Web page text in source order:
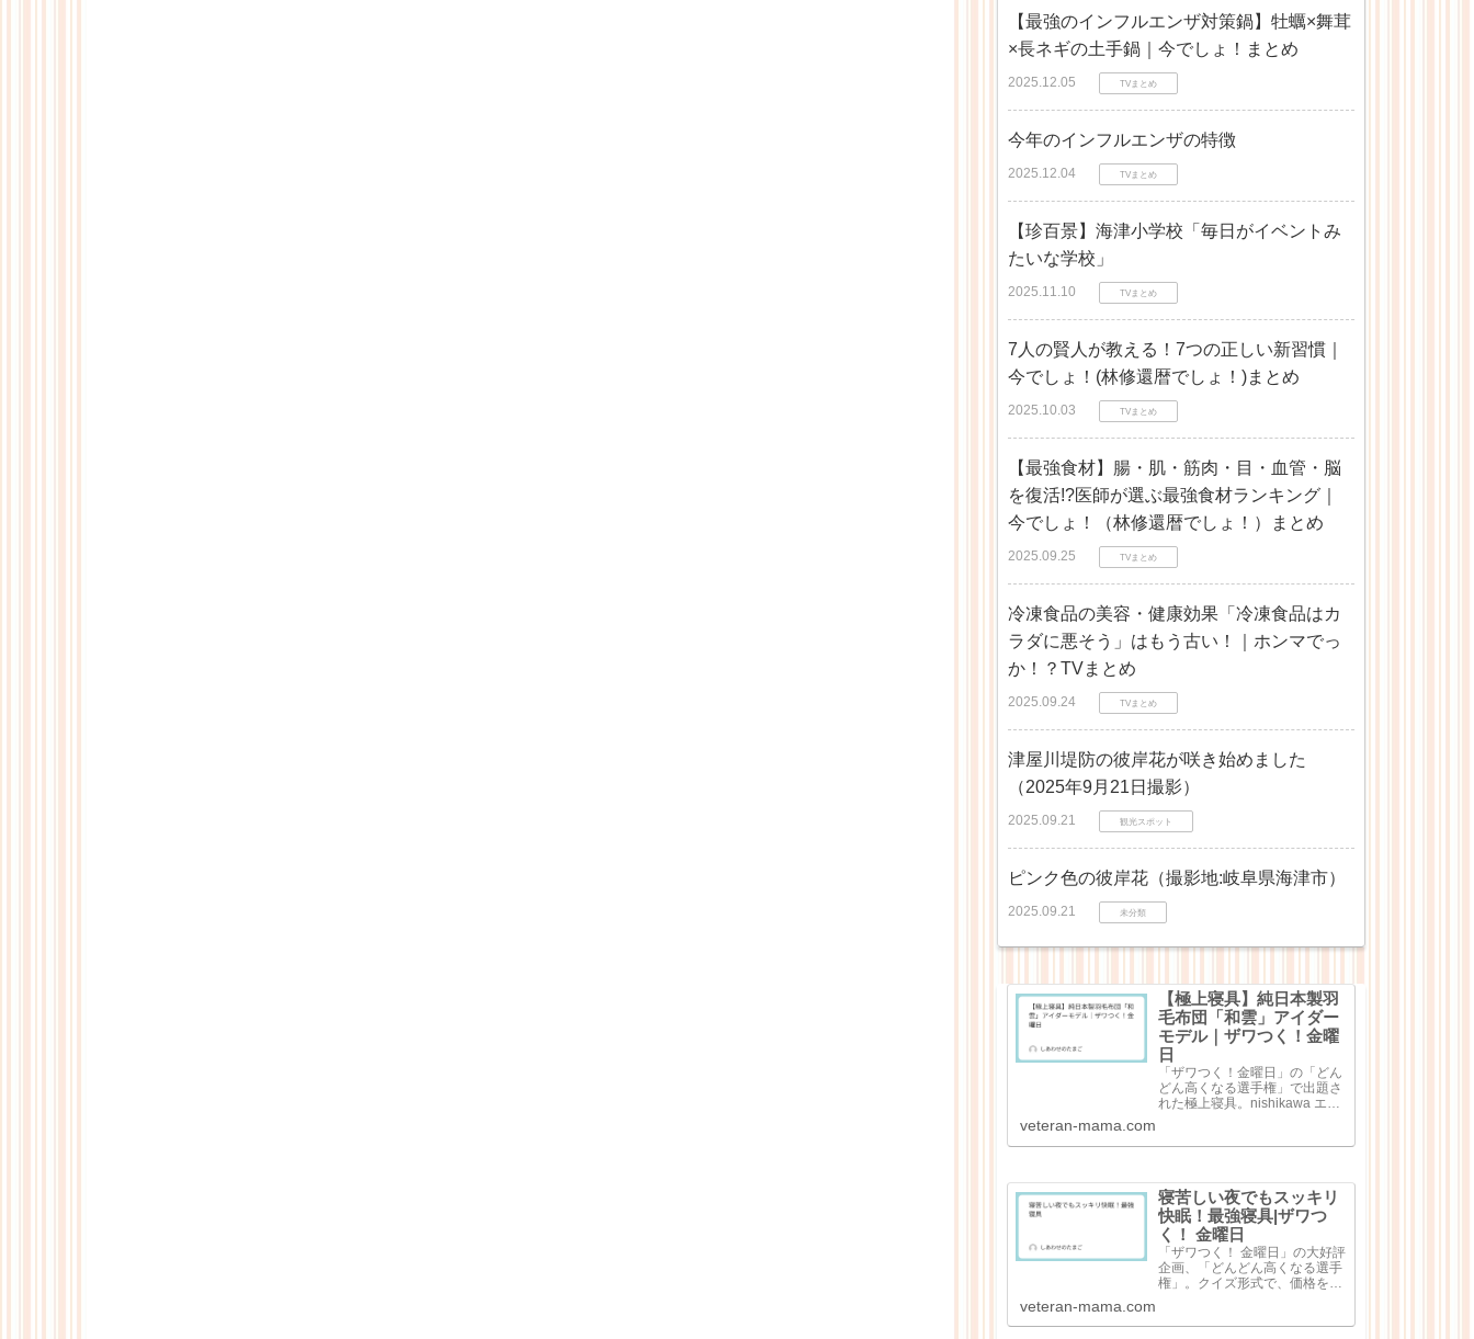
【最強のインフルエンザ対策鍋】牡蠣×舞茸
×長ネギの土手鍋｜今でしょ！まとめ
2025.12.05 TVまとめ
今年のインフルエンザの特徴
2025.12.04 TVまとめ
【珍百景】海津小学校「毎日がイベントみ
たいな学校」
2025.11.10 TVまとめ
7人の賢人が教える！7つの正しい新習慣｜
今でしょ！(林修還暦でしょ！)まとめ
2025.10.03 TVまとめ
【最強食材】腸・肌・筋肉・目・血管・脳
を復活!?医師が選ぶ最強食材ランキング｜
今でしょ！（林修還暦でしょ！）まとめ
2025.09.25 TVまとめ
冷凍食品の美容・健康効果「冷凍食品はカ
ラダに悪そう」はもう古い！｜ホンマでっ
か！？TVまとめ
2025.09.24 TVまとめ
津屋川堤防の彼岸花が咲き始めました
（2025年9月21日撮影）
2025.09.21 観光スポット
ピンク色の彼岸花（撮影地:岐阜県海津市）
2025.09.21 未分類
【極上寝具】純日本製羽
毛布団「和雲」アイダー
モデル｜ザワつく！金曜
日
「ザワつく！金曜日」の「どん
どん高くなる選手権」で出題さ
れた極上寝具。nishikawa エア
パジャマ（8万8000円）シルキ
万6500円）純日本...
veteran-mama.com
寝苦しい夜でもスッキリ
快眠！最強寝具|ザワつ
く！ 金曜日
「ザワつく！ 金曜日」の大好評
企画、「どんどん高くなる選手
権」。クイズ形式で、価格を当
が出てくる点が特徴なのです
veteran-mama.com